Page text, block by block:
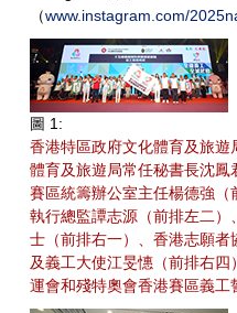
（www.instagram.com/
圖 1:
香港特區政府文化體育及旅
體育及旅遊局常任秘書長沈
賽區統籌辦公室主任楊德強
執行總監譚志源（前排左二
士（前排右一）、香港志願者
及義工大使江旻憓（前排右
運會和殘特奧會香港賽區義工